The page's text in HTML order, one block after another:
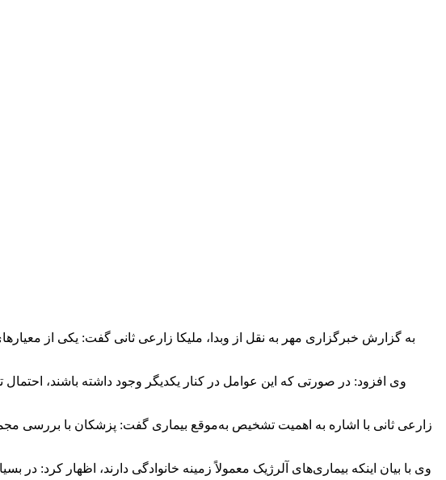
به گزارش خبرگزاری مهر به نقل از وبدا، ملیکا زارعی ثانی گفت‌: یکی از
وی افزود: در صورتی که این عوامل در کنار یکدیگر وجود داشته باشند،
زارعی ثانی با اشاره به اهمیت تشخیص به‌موقع بیماری گفت: پزشکان با بررسی
وی با بیان اینکه بیماری‌های آلرژیک معمولاً زمینه خانوادگی دارند، اظهار کرد: